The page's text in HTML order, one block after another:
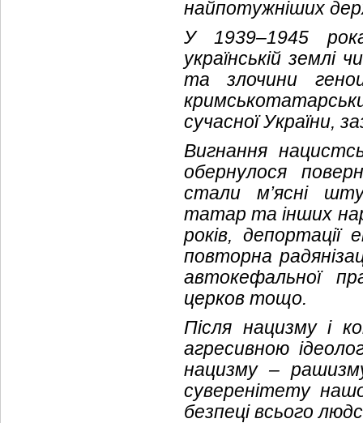
найпотужніших
У 1939–1945
українській землі
та злочини
сучасної України,
Вигнання
обернулося
стали м’ясні
татар та інших
років, депортації
повторна
автокефальної
церков тощо.
Після нацизму і
агресивною
нацизму –
суверенітету
безпеці всього